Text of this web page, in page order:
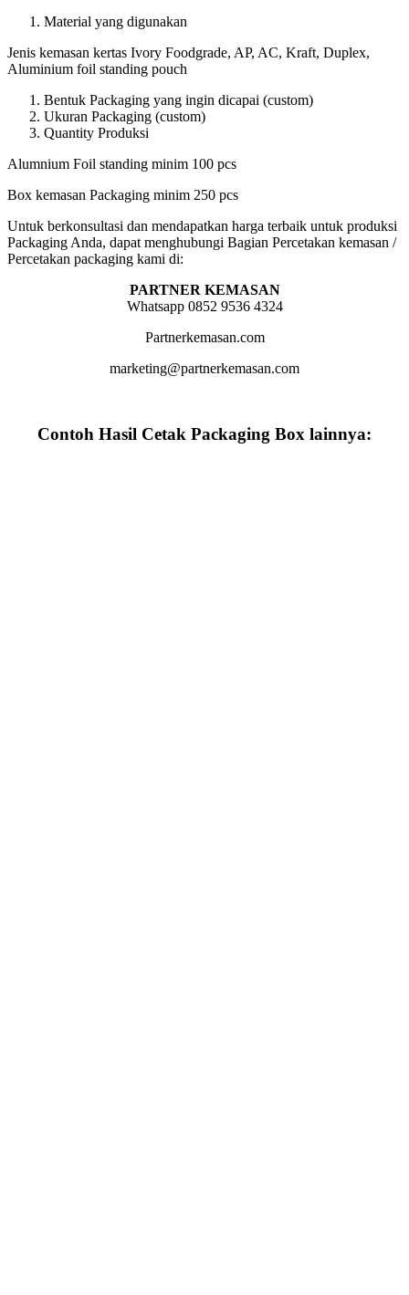
Material yang digunakan
Jenis kemasan kertas Ivory Foodgrade, AP, AC, Kraft, Duplex,
Aluminium foil standing pouch
Bentuk Packaging yang ingin dicapai (custom)
Ukuran Packaging (custom)
Quantity Produksi
Alumnium Foil standing minim 100 pcs
Box kemasan Packaging minim 250 pcs
Untuk berkonsultasi dan mendapatkan harga terbaik untuk produksi
Packaging Anda, dapat menghubungi Bagian Percetakan kemasan /
Percetakan packaging kami di:
PARTNER KEMASAN
Whatsapp 0852 9536 4324
Partnerkemasan.com
marketing@partnerkemasan.com
Contoh Hasil Cetak Packaging Box lainnya: